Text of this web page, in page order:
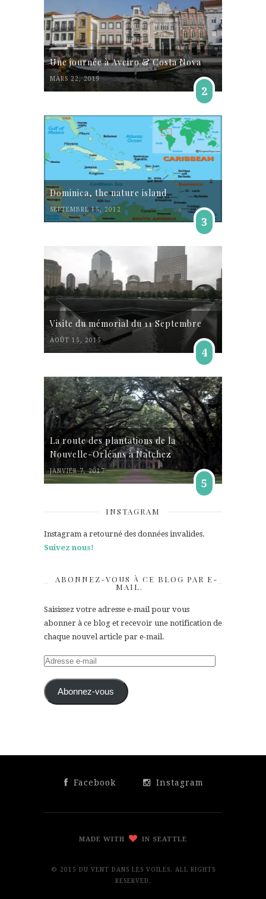
Une journée à Aveiro & Costa Nova
MARS 22, 2019
2
Dominica, the nature island
SEPTEMBRE 15, 2012
3
Visite du mémorial du 11 Septembre
AOÛT 15, 2015
4
La route des plantations de la
Nouvelle-Orléans à Natchez
JANVIER 7, 2017
5
INSTAGRAM
Instagram a retourné des données invalides.
Suivez nous!
ABONNEZ-VOUS À CE BLOG PAR E-
MAIL.
Saisissez votre adresse e-mail pour vous
abonner à ce blog et recevoir une notification de
chaque nouvel article par e-mail.
Adresse
mail Abonnez-vous
Facebook Instagram
MADE WITH IN SEATTLE
© 2015 DU VENT DANS LES VOILES. ALL RIGHTS
RESERVED.